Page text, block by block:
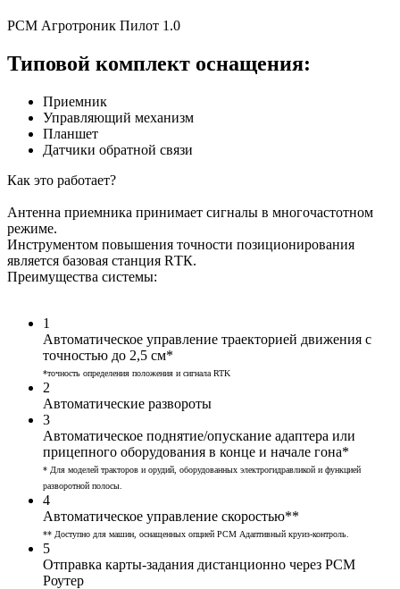
РСМ Агротроник Пилот 1.0
Типовой комплект оснащения:
Приемник
Управляющий механизм
Планшет
Датчики обратной связи
Как это работает?
Антенна приемника принимает сигналы в многочастотном
режиме.
Инструментом повышения точности позиционирования
является базовая станция RТК.
Преимущества системы:
1
Автоматическое управление траекторией движения с
точностью до 2,5 см*
*точность определения положения и сигнала RTK
2
Автоматические развороты
3
Автоматическое поднятие/опускание адаптера или
прицепного оборудования в конце и начале гона*
* Для моделей тракторов и орудий, оборудованных электрогидравликой и функцией
разворотной полосы.
4
Автоматическое управление скоростью**
** Доступно для машин, оснащенных опцией РСМ Адаптивный круиз-контроль.
5
Отправка карты-задания дистанционно через РСМ
Роутер